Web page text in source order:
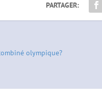
PARTAGER:
olympique?